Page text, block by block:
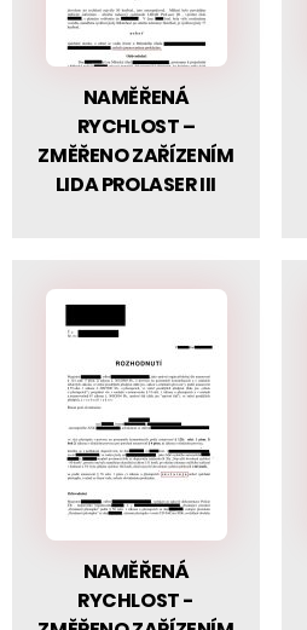
NAMĚŘENÁ
RYCHLOST –
ZMĚŘENO ZAŘÍZENÍM
LIDA PROLASER III
NAMĚŘENÁ
RYCHLOST -